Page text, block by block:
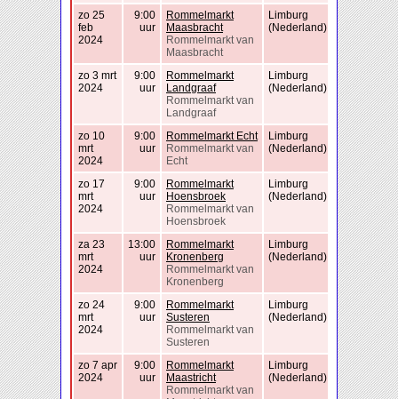
zo 25
feb
2024
9:00
uur
Rommelmarkt
Maasbracht
Rommelmarkt van
Maasbracht
Limburg
(Nederland)
zo 3 mrt
2024
9:00
uur
Rommelmarkt
Landgraaf
Rommelmarkt van
Landgraaf
Limburg
(Nederland)
zo 10
mrt
2024
9:00
uur
Rommelmarkt Echt
Rommelmarkt van
Echt
Limburg
(Nederland)
zo 17
mrt
2024
9:00
uur
Rommelmarkt
Hoensbroek
Rommelmarkt van
Hoensbroek
Limburg
(Nederland)
za 23
mrt
2024
13:00
uur
Rommelmarkt
Kronenberg
Rommelmarkt van
Kronenberg
Limburg
(Nederland)
zo 24
mrt
2024
9:00
uur
Rommelmarkt
Susteren
Rommelmarkt van
Susteren
Limburg
(Nederland)
zo 7 apr
2024
9:00
uur
Rommelmarkt
Maastricht
Rommelmarkt van
Limburg
(Nederland)